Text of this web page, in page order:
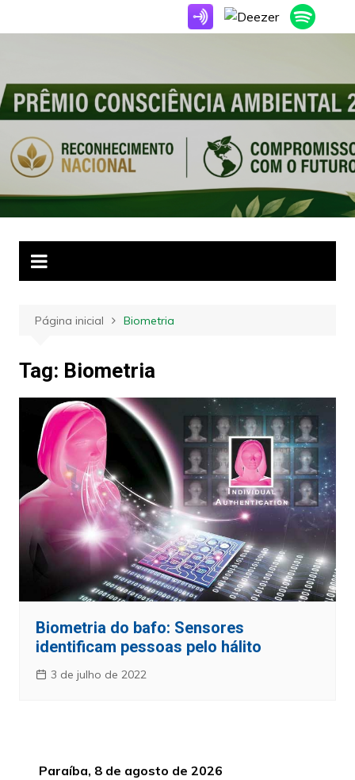
para
Página inicial Biometria
Tag: Biometria
Biometria do bafo: Sensores
identificam pessoas pelo hálito
3 de julho de 2022
Paraíba, 8 de agosto de 2026